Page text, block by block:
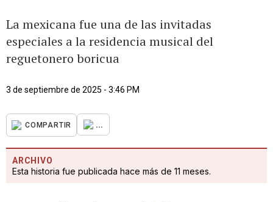
La mexicana fue una de las invitadas
especiales a la residencia musical del
reguetonero boricua
3 de septiembre de 2025 - 3:46 PM
COMPARTIR ...
ARCHIVO
Esta historia fue publicada hace más de 11 meses.